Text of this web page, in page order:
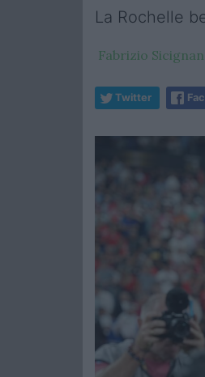
La Rochelle
Fabrizio
Twitter